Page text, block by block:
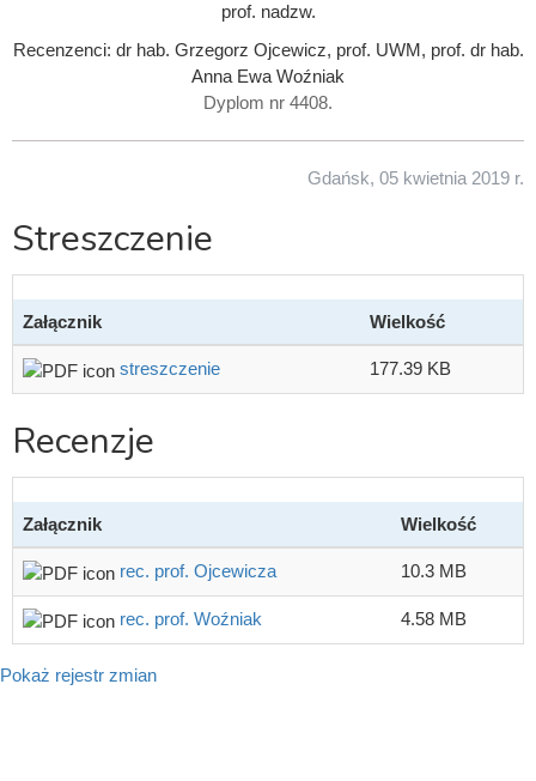
prof. nadzw.
Recenzenci: dr hab. Grzegorz Ojcewicz, prof. UWM, prof. dr hab.
Anna Ewa Woźniak
Dyplom nr 4408.
Gdańsk, 05 kwietnia 2019 r.
Streszczenie
Załącznik Wielkość
streszczenie 177.39 KB
Recenzje
Załącznik Wielkość
rec. prof. Ojcewicza 10.3 MB
rec. prof. Woźniak 4.58 MB
Pokaż rejestr zmian